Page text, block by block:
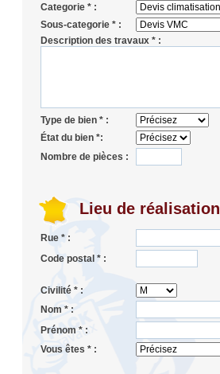
Categorie * :
Sous-categorie * :
Description des travaux * :
Type de bien * :
État du bien *:
Nombre de pièces :
Lieu de réalisation
Rue * :
Code postal * :
Civilité * :
Nom * :
Prénom * :
Vous êtes * :